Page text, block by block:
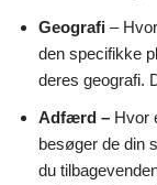
Geografi –
den specifikke
deres geografi.
Adfærd – Hvor
besøger de din
du